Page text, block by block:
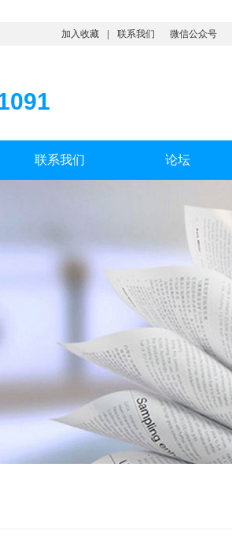
加入收藏 联系我们 微信公众号
联系我们 论坛